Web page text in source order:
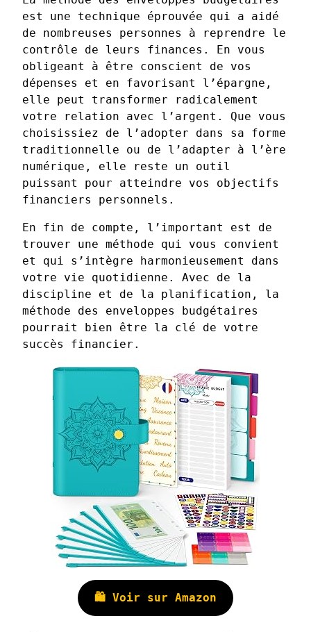
est une technique éprouvée qui a aidé
de nombreuses personnes à reprendre le
contrôle de leurs finances. En vous
obligeant à être conscient de vos
dépenses et en favorisant l’épargne,
elle peut transformer radicalement
votre relation avec l’argent. Que vous
choisissiez de l’adopter dans sa forme
traditionnelle ou de l’adapter à l’ère
numérique, elle reste un outil
puissant pour atteindre vos objectifs
financiers personnels.
En fin de compte, l’important est de
trouver une méthode qui vous convient
et qui s’intègre harmonieusement dans
votre vie quotidienne. Avec de la
discipline et de la planification, la
méthode des enveloppes budgétaires
pourrait bien être la clé de votre
succès financier.
🛍️ Voir sur Amazon